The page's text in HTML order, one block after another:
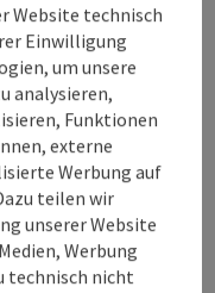
Website technisch
Einwilligung
um unsere
analysieren,
Funktionen
externe
Werbung auf
teilen wir
unserer Website
Werbung
technisch nicht